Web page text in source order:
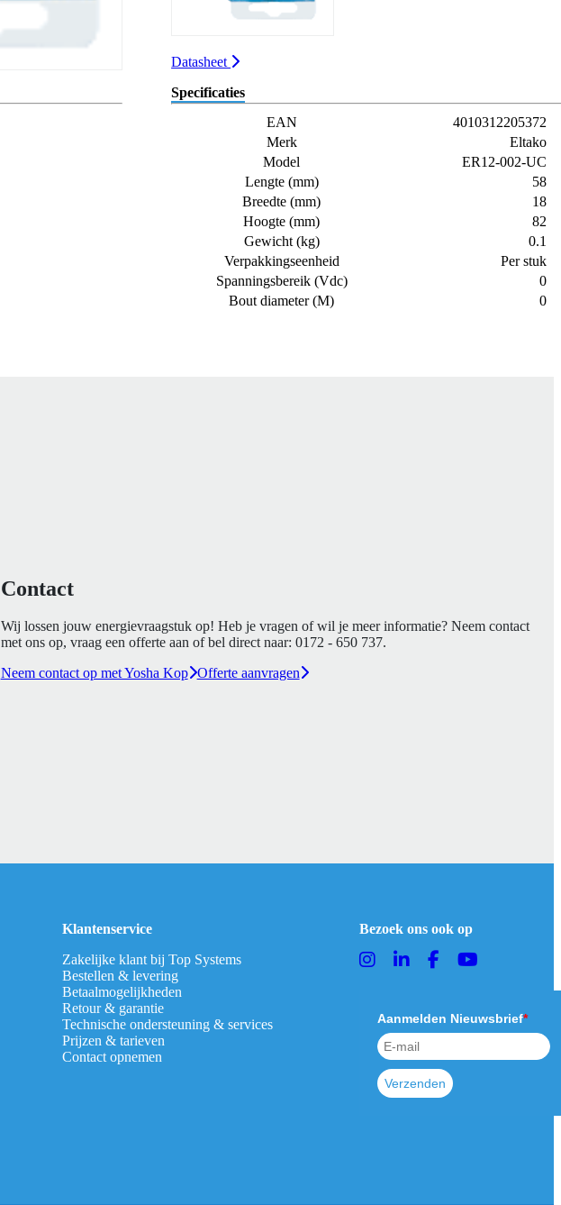
Datasheet
Specificaties
EAN
4010312205372
Merk
Eltako
Model
ER12-002-UC
Lengte (mm)
58
Breedte (mm)
18
Hoogte (mm)
82
Gewicht (kg)
0.1
Verpakkingseenheid
Per stuk
Spanningsbereik (Vdc)
0
Bout diameter (M)
0
Contact
Wij lossen jouw energievraagstuk op! Heb je vragen of wil je meer informatie? Neem contact
met ons op, vraag een offerte aan of bel direct naar: 0172 - 650 737.
Neem contact op met Yosha Kop Offerte aanvragen
Klantenservice
Zakelijke klant bij Top Systems
Bestellen & levering
Betaalmogelijkheden
Retour & garantie
Technische ondersteuning & services
Prijzen & tarieven
Contact opnemen
Bezoek ons ook op
Aanmelden Nieuwsbrief*
Verzenden